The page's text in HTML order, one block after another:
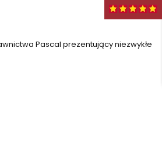
Pascal prezentujący niezwykłe